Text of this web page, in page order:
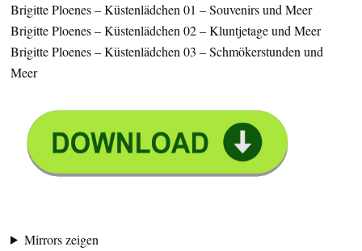
Brigitte Ploenes – Küstenlädchen 01 – Souvenirs und Meer
Brigitte Ploenes – Küstenlädchen 02 – Kluntjetage und Meer
Brigitte Ploenes – Küstenlädchen 03 – Schmökerstunden und
Meer
Mirrors zeigen